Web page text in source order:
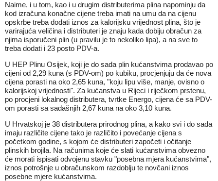
Naime, i u tom, kao i u drugim distributerima plina napominju da
kod izračuna konačne cijene treba imati na umu da na cijenu
opskrbe treba dodati iznos za kalorijsku vrijednost plina, što je
varirajuća veličina i distributeri je znaju kada dobiju obračun za
njima isporučeni plin (u pravilu je to nekoliko lipa), a na sve to
treba dodati i 23 posto PDV-a.
U HEP Plinu Osijek, koji je do sada plin kućanstvima prodavao po
cijeni od 2,29 kuna (s PDV-om) po kubiku, procjenjuju da će nova
cijena porasti na oko 2,65 kuna, "koju lipu više, manje, ovisno o
kalorijskoj vrijednosti". Za kućanstva u Rijeci i riječkom prstenu,
po procjeni lokalnog distributera, tvrtke Energo, cijena će sa PDV-
om porasti sa sadašnjih 2,67 kuna na oko 3,10 kuna.
U Hrvatskoj je 38 distributera prirodnog plina, a kako svi i do sada
imaju različite cijene tako je različito i povećanje cijena s
početkom godine, s kojom će distributeri započeti i očitanje
plinskih brojila. Na računima koje će slati kućanstvima obvezno
će morati ispisati odvojenu stavku "posebna mjera kućanstvima",
iznos potrošnje u obračunskom razdoblju te novčani iznos
posebne mjere kućanstvima.